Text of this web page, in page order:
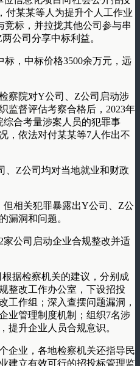
付某某等人为提升个人工作业
标，并拉拢其他公司参与串
公司分享中标利益。
，中标价格3500余万元，远
察院对Y公司、Z公司启动涉
监督评估考察合格后，2023年
综合考量涉案人员的犯罪事
，依法对付某某等7人作出不
、Z公司均对当地就业和财政
但相关犯罪暴露出Y公司、Z公
漏洞和问题。
公司启动企业合规整改并适
据检察机关的建议，分别成
整改工作办公室，下设招投
工作组；深入查摆问题漏洞，
业管理制度机制；组织7名涉
提升企业人员合规意识。
企业，各地检察机关还指导民
建立有效可行的招投标管理监